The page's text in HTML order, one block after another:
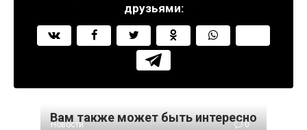
друзьями:
Вам также может быть интересно
Новости 0